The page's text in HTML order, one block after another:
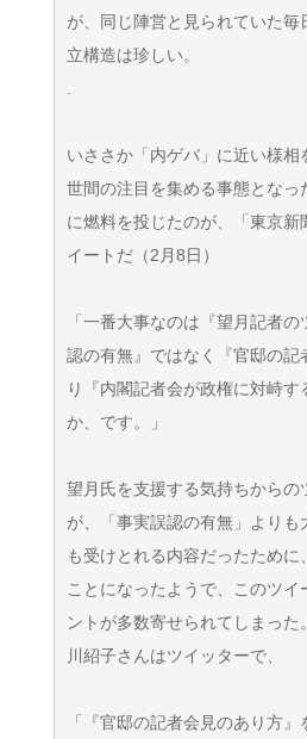
が、同じ陣営と見られていた
立構造は珍しい。
いささか「内ゲバ」に近い様相
世間の注目を集める事態となっ
に燃料を投じたのが、「東京新
イートだ（2月8日）
「一番大事なのは『望月記者
認の有無』ではなく『官邸の記
り『内閣記者会が政権に対峙
か、です。」
望月氏を支援する気持ちからの
が、「事実誤認の有無」よりも
も受けとれる内容だったために
ことになったようで、このツイ
ントが多数寄せられてしまった
川紹子さんはツイッターで、
「『官邸の記者会見のあり方